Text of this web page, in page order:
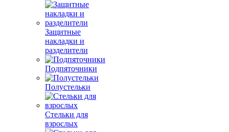
Защитные
накладки и
разделители
Подпяточники
Полустельки
Стельки для
взрослых